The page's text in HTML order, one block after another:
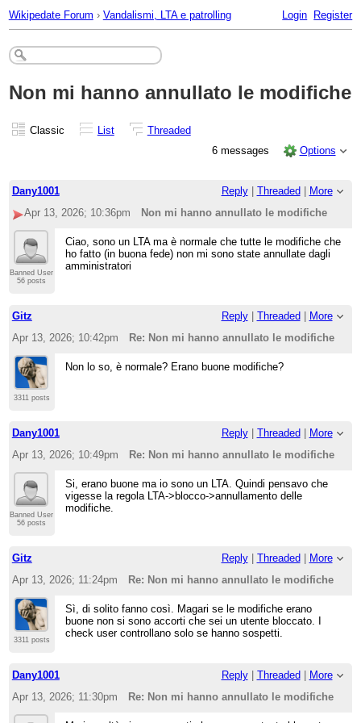
Wikipedate Forum › Vandalismi, LTA e patrolling Login Register
Non mi hanno annullato le modifiche
Classic List
Threaded
6 messages
Options
Dany1001 Reply| Threaded
More
Apr 13, 2026; 10:36pm
Non mi hanno annullato le modifiche
Banned User
56 posts
Ciao, sono un LTA ma è normale che tutte le modifiche che
ho fatto (in buona fede) non mi sono state annullate dagli
amministratori
Gitz Reply| Threaded
More
Apr 13, 2026; 10:42pm
Re: Non mi hanno annullato le modifiche
3311 posts
Non lo so, è normale? Erano buone modifiche?
Dany1001 Reply| Threaded
More
Apr 13, 2026; 10:49pm
Re: Non mi hanno annullato le modifiche
Banned User
56 posts
Si, erano buone ma io sono un LTA. Quindi pensavo che
vigesse la regola LTA->blocco->annullamento delle
modifiche.
Gitz Reply| Threaded
More
Apr 13, 2026; 11:24pm
Re: Non mi hanno annullato le modifiche
3311 posts
Sì, di solito fanno così. Magari se le modifiche erano
buone non si sono accorti che sei un utente bloccato. I
check user controllano solo se hanno sospetti.
Dany1001 Reply| Threaded
More
Apr 13, 2026; 11:30pm
Re: Non mi hanno annullato le modifiche